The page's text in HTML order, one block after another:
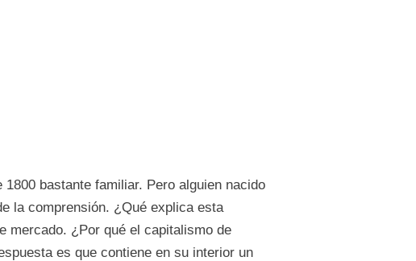
bastante familiar. Pero alguien nacido
la comprensión. ¿Qué explica esta
mercado. ¿Por qué el capitalismo de
es que contiene en su interior un